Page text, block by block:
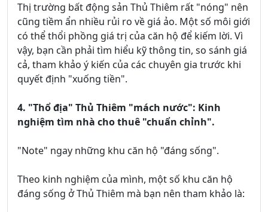
Thị trường bất động sản Thủ Thiêm rất "nóng" nên
cũng tiềm ẩn nhiều rủi ro về giá ảo. Một số môi giới
có thể thổi phồng giá trị của căn hộ để kiếm lời. Vì
vậy, bạn cần phải tìm hiểu kỹ thông tin, so sánh giá
cả, tham khảo ý kiến của các chuyên gia trước khi
quyết định "xuống tiền".
4. "Thổ địa" Thủ Thiêm "mách nước": Kinh
nghiệm tìm nhà cho thuê "chuẩn chỉnh".
"Note" ngay những khu căn hộ "đáng sống".
Theo kinh nghiệm của mình, một số khu căn hộ
đáng sống ở Thủ Thiêm mà bạn nên tham khảo là: